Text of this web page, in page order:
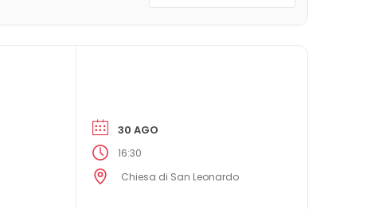
30 AGO
16:30
Chiesa di San Leonardo